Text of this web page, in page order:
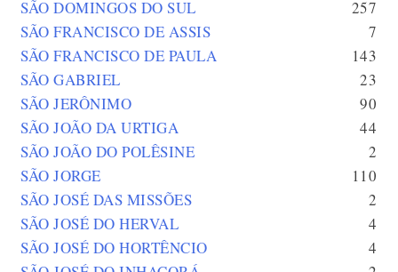
SÃO DOMINGOS DO SUL
257
SÃO FRANCISCO DE ASSIS
7
SÃO FRANCISCO DE PAULA
143
SÃO GABRIEL
23
SÃO JERÔNIMO
90
SÃO JOÃO DA URTIGA
44
SÃO JOÃO DO POLÊSINE
2
SÃO JORGE
110
SÃO JOSÉ DAS MISSÕES
2
SÃO JOSÉ DO HERVAL
4
SÃO JOSÉ DO HORTÊNCIO
4